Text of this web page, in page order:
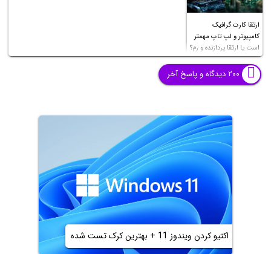
ارتقا کارت گرافیک
کامپیوتر و لپ تاپ مهمتر
است یا ارتقا پردازنده و رم؟
۲۰۰ دیدگاه و پاسخ آخر
اکتیو کردن ویندوز 11 + بهترین کرک تست شده